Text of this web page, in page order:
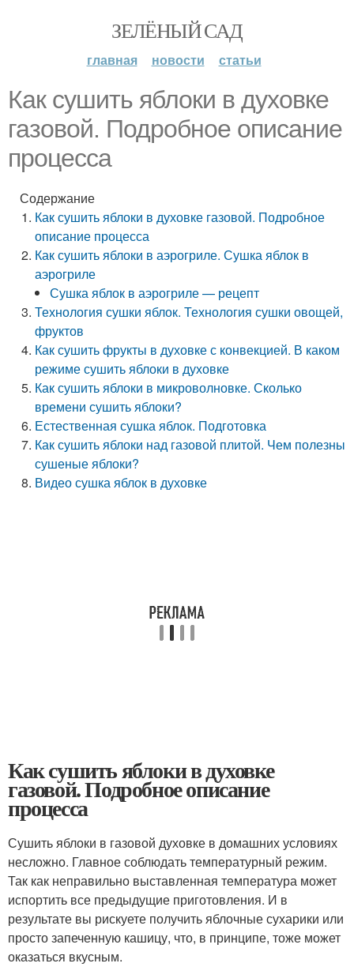
ЗЕЛЁНЫЙ САД
главная новости статьи
Как сушить яблоки в духовке
газовой. Подробное описание
процесса
Содержание
Как сушить яблоки в духовке газовой. Подробное
описание процесса
Как сушить яблоки в аэрогриле. Сушка яблок в
аэрогриле
Сушка яблок в аэрогриле — рецепт
Технология сушки яблок. Технология сушки овощей,
фруктов
Как сушить фрукты в духовке с конвекцией. В каком
режиме сушить яблоки в духовке
Как сушить яблоки в микроволновке. Сколько
времени сушить яблоки?
Естественная сушка яблок. Подготовка
Как сушить яблоки над газовой плитой. Чем полезны
сушеные яблоки?
Видео сушка яблок в духовке
Как сушить яблоки в духовке
газовой. Подробное описание
процесса
Сушить яблоки в газовой духовке в домашних условиях
несложно. Главное соблюдать температурный режим.
Так как неправильно выставленная температура может
испортить все предыдущие приготовления. И в
результате вы рискуете получить яблочные сухарики или
просто запеченную кашицу, что, в принципе, тоже может
оказаться вкусным.